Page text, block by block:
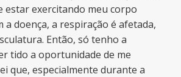
estar exercitando meu corpo
a doença, a respiração é afetada,
Então, só tenho a
tido a oportunidade de me
que, especialmente durante a